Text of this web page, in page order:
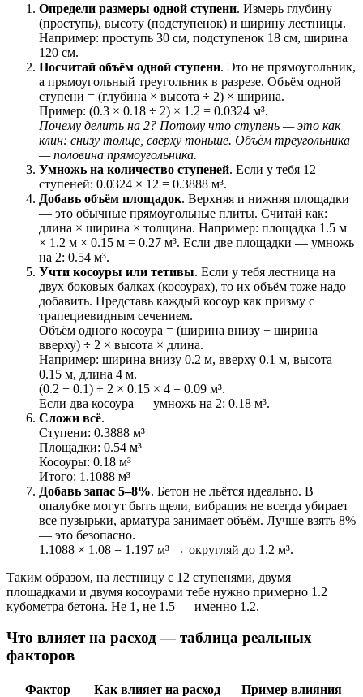
Определи размеры одной ступени. Измерь глубину
(проступь), высоту (подступенок) и ширину лестницы.
Например: проступь 30 см, подступенок 18 см, ширина
120 см.
Посчитай объём одной ступени. Это не прямоугольник,
а прямоугольный треугольник в разрезе. Объём одной
ступени = (глубина × высота ÷ 2) × ширина.
Пример: (0.3 × 0.18 ÷ 2) × 1.2 = 0.0324 м³.
Почему делить на 2? Потому что ступень — это как
клин: снизу толще, сверху тоньше. Объём треугольника
— половина прямоугольника.
Умножь на количество ступеней. Если у тебя 12
ступеней: 0.0324 × 12 = 0.3888 м³.
Добавь объём площадок. Верхняя и нижняя площадки
— это обычные прямоугольные плиты. Считай как:
длина × ширина × толщина. Например: площадка 1.5 м
× 1.2 м × 0.15 м = 0.27 м³. Если две площадки — умножь
на 2: 0.54 м³.
Учти косоуры или тетивы. Если у тебя лестница на
двух боковых балках (косоурах), то их объём тоже надо
добавить. Представь каждый косоур как призму с
трапециевидным сечением.
Объём одного косоура = (ширина внизу + ширина
вверху) ÷ 2 × высота × длина.
Например: ширина внизу 0.2 м, вверху 0.1 м, высота
0.15 м, длина 4 м.
(0.2 + 0.1) ÷ 2 × 0.15 × 4 = 0.09 м³.
Если два косоура — умножь на 2: 0.18 м³.
Сложи всё.
Ступени: 0.3888 м³
Площадки: 0.54 м³
Косоуры: 0.18 м³
Итого: 1.1088 м³
Добавь запас 5–8%. Бетон не льётся идеально. В
опалубке могут быть щели, вибрация не всегда убирает
все пузырьки, арматура занимает объём. Лучше взять 8%
— это безопасно.
1.1088 × 1.08 = 1.197 м³ → округляй до 1.2 м³.
Таким образом, на лестницу с 12 ступенями, двумя
площадками и двумя косоурами тебе нужно примерно 1.2
кубометра бетона. Не 1, не 1.5 — именно 1.2.
Что влияет на расход — таблица реальных
факторов
Фактор Как влияет на расход Пример влияния